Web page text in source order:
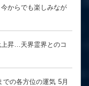
からでも楽しみなが
昇…天界霊界とのコ
での各方位の運気 5月